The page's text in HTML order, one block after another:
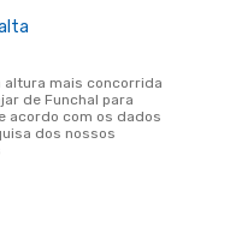
de Funchal para
acordo com os dados
dos nossos